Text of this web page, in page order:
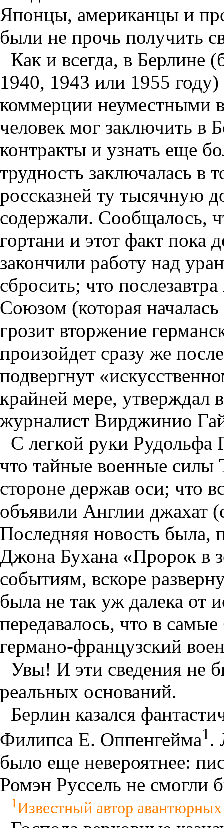
Японцы, американцы и
были не прочь получить
Как и всегда, в Берлине
1940, 1943 или 1955
коммерции неуместными
человек мог заключить в
контракты и узнать еще
трудность заключалась в
россказней ту тысячную
содержали. Сообщалось,
гортани и этот факт пока
закончили работу над
сбросить; что
Союзом (которая
грозит вторжение
произойдет сразу же
подвергнут
крайней мере, утверждал
журналист Вирджинио
С легкой руки Рудольфа
что тайные военные силы
стороне держав оси; что
объявили Англии джахат
Последняя новость была,
Джона Бухана «Пророк в
событиям, вскоре
была не так уж далека от
передавалось, что в
германо-французский
Увы! И эти сведения не
реальных оснований.
Берлин казался
Филипса Е. Оппенгейма1 .
было еще невероятнее:
Ромэн Руссель не смогли
1Известный автор